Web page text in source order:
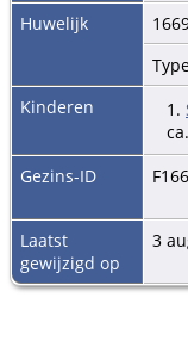
Huwelijk
Kinderen
1.
Gezins-ID
Laatst
gewijzigd op
3